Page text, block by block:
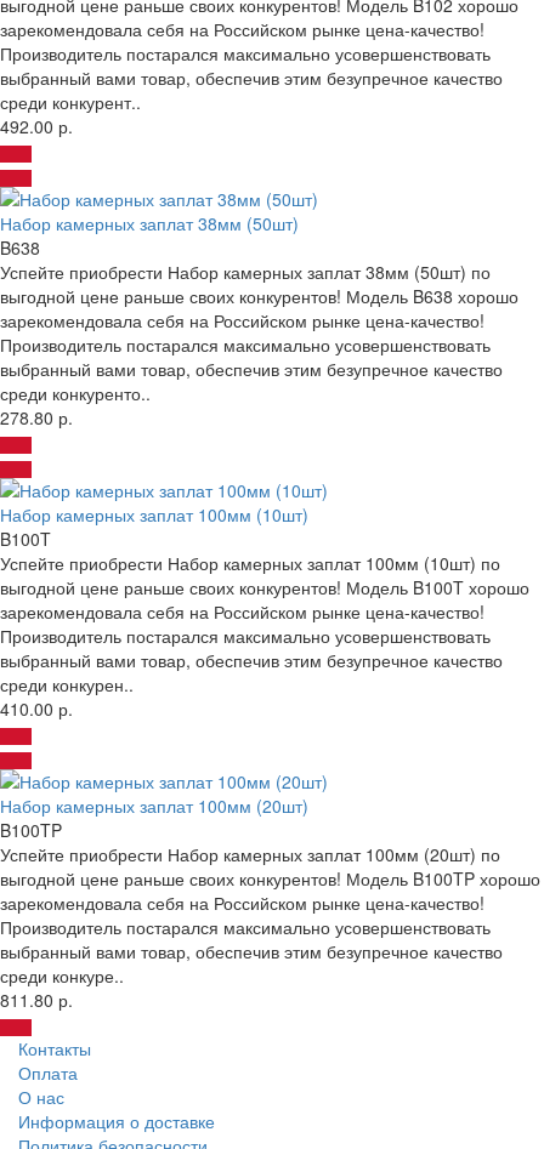
выгодной цене раньше своих конкурентов! Модель B102 хорошо
зарекомендовала себя на Российском рынке цена-качество!
Производитель постарался максимально усовершенствовать
выбранный вами товар, обеспечив этим безупречное качество
среди конкурент..
492.00 р.
Набор камерных заплат 38мм (50шт)
B638
Успейте приобрести Набор камерных заплат 38мм (50шт) по
выгодной цене раньше своих конкурентов! Модель B638 хорошо
зарекомендовала себя на Российском рынке цена-качество!
Производитель постарался максимально усовершенствовать
выбранный вами товар, обеспечив этим безупречное качество
среди конкуренто..
278.80 р.
Набор камерных заплат 100мм (10шт)
B100T
Успейте приобрести Набор камерных заплат 100мм (10шт) по
выгодной цене раньше своих конкурентов! Модель B100T хорошо
зарекомендовала себя на Российском рынке цена-качество!
Производитель постарался максимально усовершенствовать
выбранный вами товар, обеспечив этим безупречное качество
среди конкурен..
410.00 р.
Набор камерных заплат 100мм (20шт)
B100TP
Успейте приобрести Набор камерных заплат 100мм (20шт) по
выгодной цене раньше своих конкурентов! Модель B100TP хорошо
зарекомендовала себя на Российском рынке цена-качество!
Производитель постарался максимально усовершенствовать
выбранный вами товар, обеспечив этим безупречное качество
среди конкуре..
811.80 р.
Контакты
Оплата
О нас
Информация о доставке